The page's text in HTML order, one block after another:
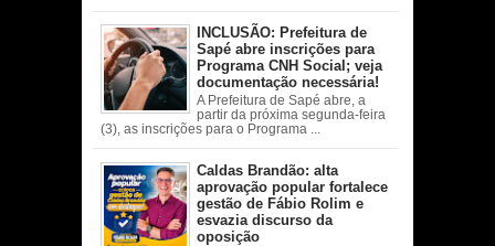
INCLUSÃO: Prefeitura de
Sapé abre inscrições para
Programa CNH Social; veja
documentação necessária!
A Prefeitura de Sapé abre, a
partir da próxima segunda-feira
(3), as inscrições para o Programa ...
Caldas Brandão: alta
aprovação popular fortalece
gestão de Fábio Rolim e
esvazia discurso da
oposição